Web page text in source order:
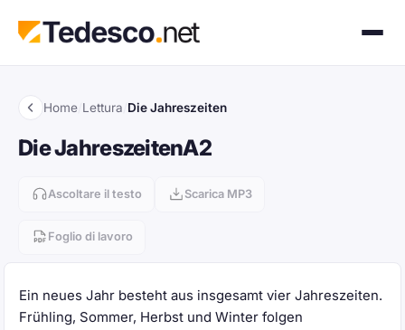
Home Lettura Die Jahreszeiten
Die JahreszeitenA2
Ascoltare il testo Scarica MP3
Foglio di lavoro
Ein neues Jahr besteht aus insgesamt vier Jahreszeiten.
Frühling, Sommer, Herbst und Winter folgen